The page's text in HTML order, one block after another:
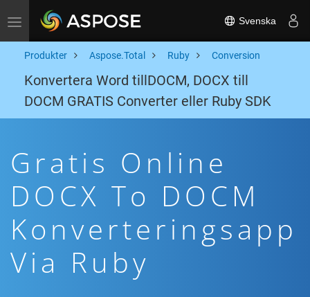
Toggle navigation Svenska
Produkter Aspose.Total Ruby Conversion
Konvertera Word tillDOCM, DOCX till
DOCM GRATIS Converter eller Ruby SDK
Gratis Online
DOCX To DOCM
Konverteringsapp
Via Ruby